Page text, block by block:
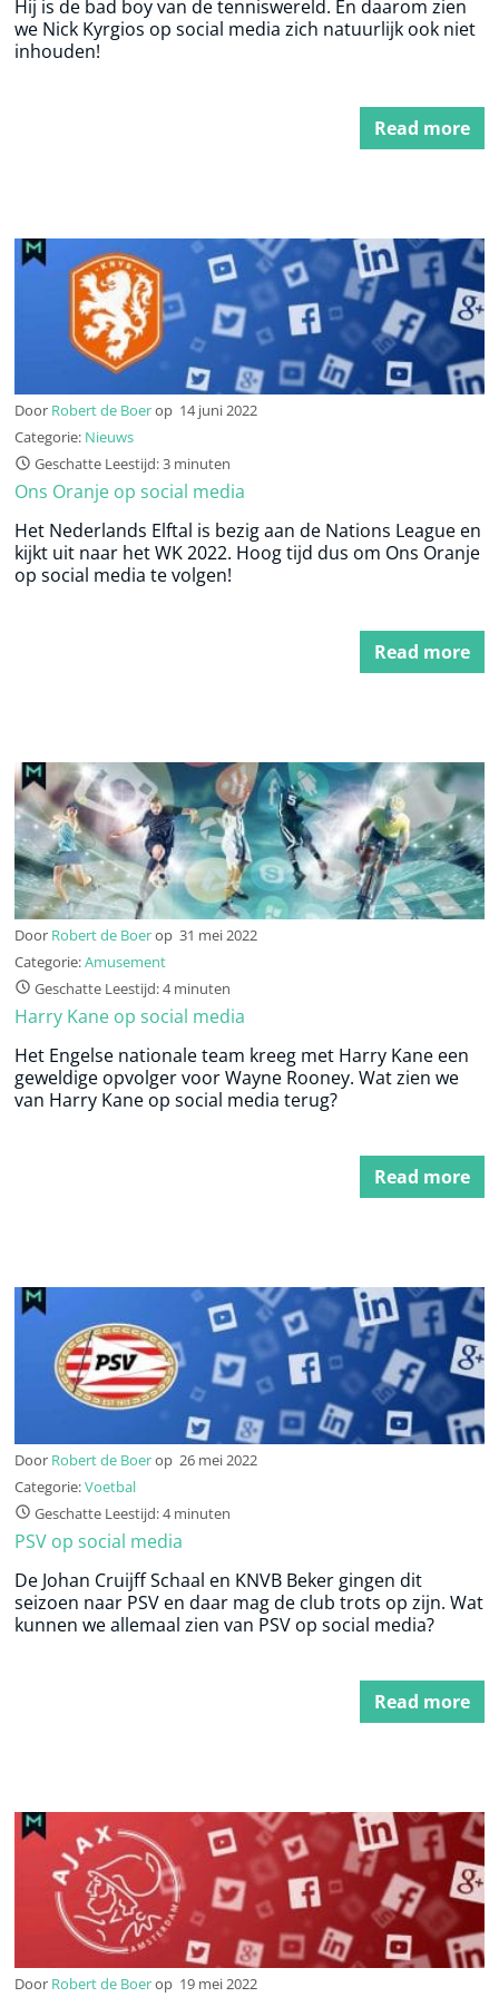
Hij is de bad boy van de tenniswereld. En daarom zien
we Nick Kyrgios op social media zich natuurlijk ook niet
inhouden!
Read more
Door Robert de Boerop 14 juni 2022
Categorie: Nieuws
Geschatte Leestijd: 3 minuten
Ons Oranje op social media
Het Nederlands Elftal is bezig aan de Nations League en
kijkt uit naar het WK 2022. Hoog tijd dus om Ons Oranje
op social media te volgen!
Read more
Door Robert de Boerop 31 mei 2022
Categorie:Amusement
Geschatte Leestijd: 4 minuten
Harry Kane op social media
Het Engelse nationale team kreeg met Harry Kane een
geweldige opvolger voor Wayne Rooney. Wat zien we
van Harry Kane op social media terug?
Read more
Door Robert de Boerop 26 mei 2022
Categorie:Voetbal
Geschatte Leestijd: 4 minuten
PSV op social media
De Johan Cruijff Schaal en KNVB Beker gingen dit
seizoen naar PSV en daar mag de club trots op zijn. Wat
kunnen we allemaal zien van PSV op social media?
Read more
Door Robert de Boerop 19 mei 2022